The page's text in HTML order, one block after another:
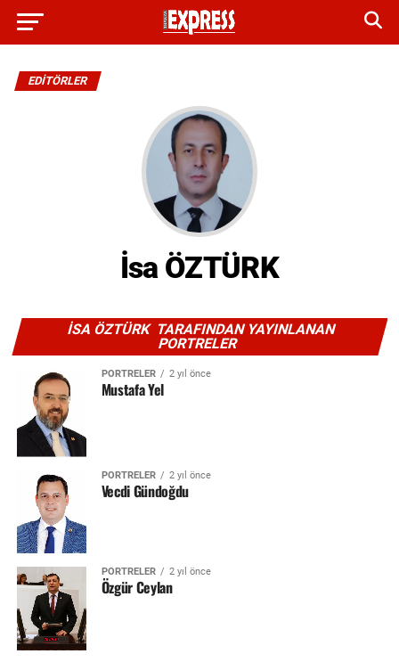
EDITÖRLER
İsa ÖZTÜRK
İSA ÖZTÜRK TARAFINDAN YAYINLANAN
PORTRELER
PORTRELER 2 yıl önce
Mustafa Yel
PORTRELER 2 yıl önce
Vecdi Gündoğdu
PORTRELER 2 yıl önce
Özgür Ceylan